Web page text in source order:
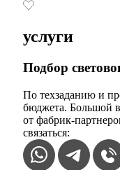
услуги
Подбор
По техзаданию и
бюджета. Большой
от фабрик-
связаться: